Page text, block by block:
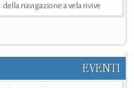
della navigazione a vela rivive
EVENTI